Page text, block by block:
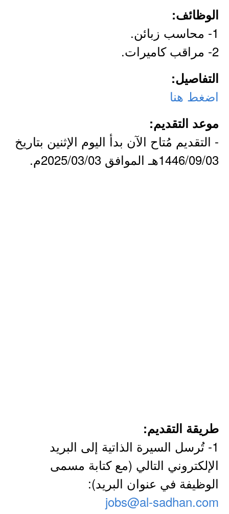
الوظائف:
1- محاسب زبائن.
2- مراقب كاميرات.
التفاصيل:
اضغط هنا
موعد التقديم:
- التقديم مُتاح الآن بدأ اليوم الإثنين بتاريخ
1446/09/03هـ الموافق 2025/03/03م.
طريقة التقديم:
1- تُرسل السيرة الذاتية إلى البريد
الإلكتروني التالي (مع كتابة مسمى
الوظيفة في عنوان البريد):
jobs@al-sadhan.com